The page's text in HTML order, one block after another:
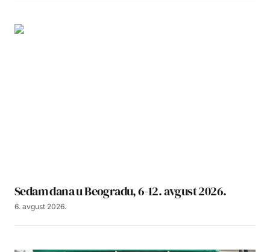
Sedam dana u Beogradu, 6-12. avgust 2026.
6. avgust 2026.